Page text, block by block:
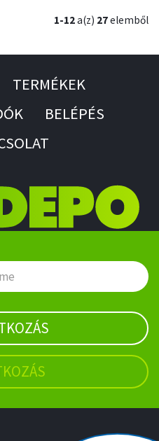
1-12a(z) 27elemből
TERMÉKEK
BELÉPÉS